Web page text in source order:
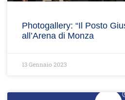
Photogallery: “Il Posto
all’Arena di Monza
13 Gennaio 2023